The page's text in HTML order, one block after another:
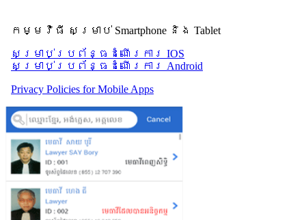
កម្មវិធី សម្រាប់ Smartphone និង Tablet
សម្រាប់​ប្រព័ន្ធដំណើរការ IOS
សម្រាប់​ប្រព័ន្ធដំណើរការ Android
Privacy Policies for Mobile Apps